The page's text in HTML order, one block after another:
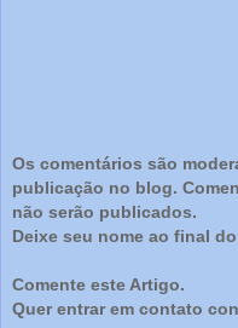
Os comentários são
publicação no blog.
não serão publicados.
Deixe seu nome ao final
Comente este Artigo.
Quer entrar em contato